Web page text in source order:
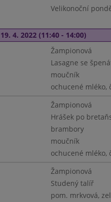
Velikonoční
4. 2022 (11:40 - 14:00)
Žampionová
Lasagne se
moučník
ochucené mléko,
Žampionová
Hrášek po
brambory
moučník
ochucené mléko,
Žampionová
Studený talíř
pom. mrkvová,